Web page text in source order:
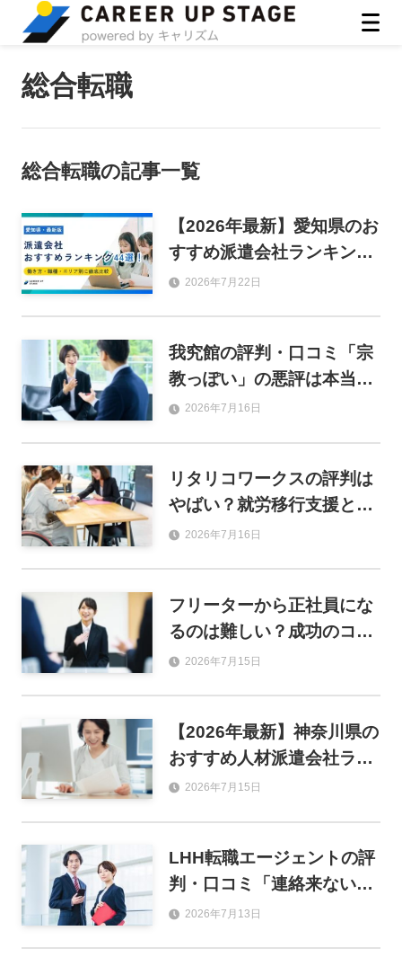
総合転職
総合転職の記事一覧
【2026年最新】愛知県のお
すすめ派遣会社ランキング
44選！働き方・職種・エリ
2026年7月22日
我究館の評判・口コミ「宗
教っぽい」の悪評は本当？
利用するメリットや登録の
2026年7月16日
リタリコワークスの評判は
やばい？就労移行支援とし
ての強みと就職実績を解説
2026年7月16日
フリーターから正社員にな
るのは難しい？成功のコツ
とおすすめ職種を解説
2026年7月15日
【2026年最新】神奈川県の
おすすめ人材派遣会社ラン
キング46選！単発・事務・
2026年7月15日
LHH転職エージェントの評
判・口コミ「連絡来ない」
は本当？年収アップの実情
2026年7月13日